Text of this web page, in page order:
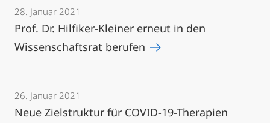
28. Januar 2021
Prof. Dr. Hilfiker-Kleiner erneut in den
Wissenschaftsrat berufen
26. Januar 2021
Neue Zielstruktur für COVID-19-Therapien